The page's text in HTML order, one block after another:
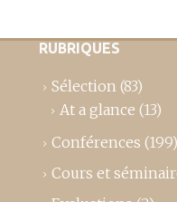
RUBRIQUES
Sélection (83)
At a glance (13)
Conférences (199)
Cours et